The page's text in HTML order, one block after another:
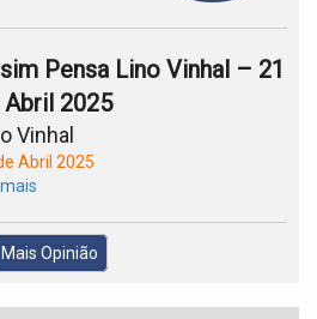
Pensa Lino Vinhal – 21
Abril 2025
Vinhal
Abril 2025
mais
Mais Opinião